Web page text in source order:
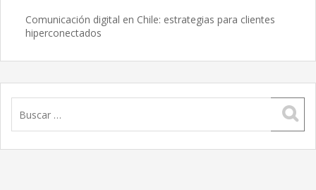
Comunicación digital en Chile: estrategias para clientes
hiperconectados